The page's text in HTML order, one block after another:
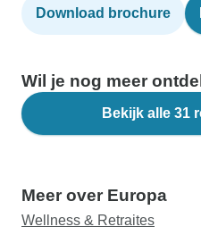
Download brochure
Wil je nog meer
Bekijk alle 31
Meer over Europa
Wellness & Retraites